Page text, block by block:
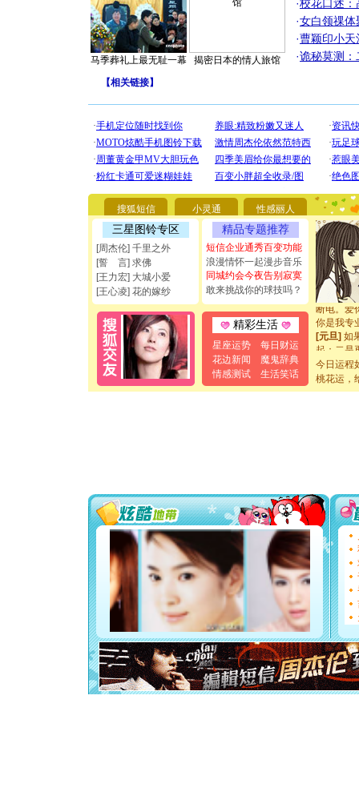
马季葬礼上最无耻一幕 揭密日本的情人旅馆
·校花口述：
·女白领祼体
·曹颖印小天
·诡秘莫测：
【相关链接】
搜狐短信 小灵通 性感丽人
三星图铃专区
[周杰伦] 千里之外
[誓 言] 求佛
[王力宏] 大城小爱
[王心凌] 花的嫁纱
精品专题推荐
短信企业通秀百变功能
浪漫情怀一起漫步音乐
同城约会今夜告别寂寞
敢来挑战你的球技吗？
精彩生活
星座运势
每日财运
花边新闻
魔鬼辞典
情感测试
生活笑话
[圣诞节]
你太多，
要平安
[圣诞节]
能正大光
都要快乐
[圣诞节]
如意,快
[元旦]看
断电。爱
你是我专
[元旦]如
起；二是
离。水
[元旦]当
泣，这痛
[圣诞节]
你太多，
要平安
[圣诞节]
能正大
都要快乐
[圣诞节]
如意,快
[元旦]
看
断电。
你是我
[元旦]如
起；二是
离。水晶
[元旦]当
今日运程
桃花运，